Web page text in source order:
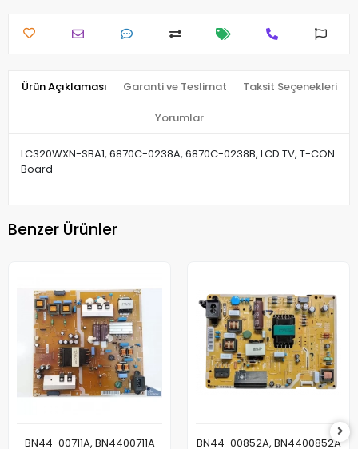
Ürün Açıklaması Garanti ve Teslimat Taksit Seçenekleri
Yorumlar
LC320WXN-SBA1, 6870C-0238A, 6870C-0238B, LCD TV, T-CON
Board
Benzer Ürünler
BN44-00711A, BN4400711A BN44-00852A, BN4400852A